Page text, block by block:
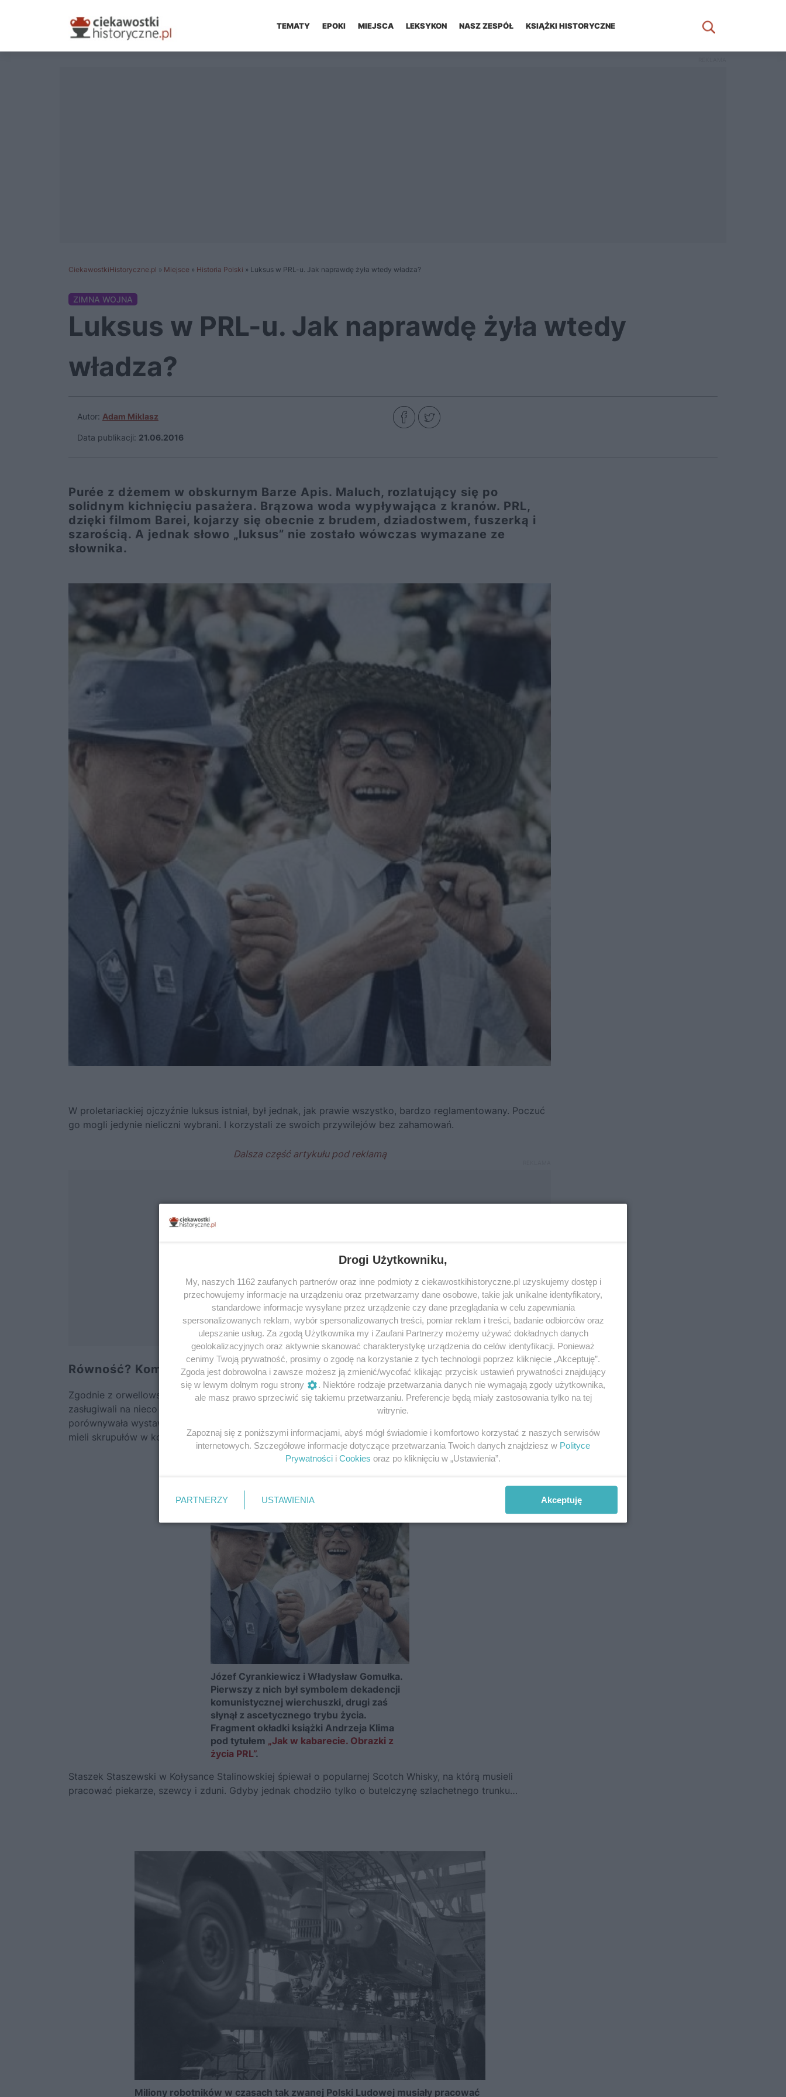
TEMATY EPOKI MIEJSCA LEKSYKON NASZ ZESPÓŁ KSIĄŻKI HISTORYCZNE
CiekawostkiHistoryczne.pl » Miejsce » Historia Polski » Luksus w PRL-u. Jak naprawdę żyła wtedy władza?
ZIMNA WOJNA
Luksus w PRL-u. Jak naprawdę żyła wtedy
władza?
Autor: Adam Miklasz
Data publikacji: 21.06.2016
Purée z dżemem w obskurnym Barze Apis. Maluch, rozlatujący się po
solidnym kichnięciu pasażera. Brązowa woda wypływająca z kranów. PRL,
dzięki filmom Barei, kojarzy się obecnie z brudem, dziadostwem, fuszerką i
szarością. A jednak słowo „luksus” nie zostało wówczas wymazane ze
słownika.
W proletariackiej ojczyźnie luksus istniał, był jednak, jak prawie wszystko, bardzo reglamentowany. Poczuć
go mogli jedynie nieliczni wybrani. I korzystali ze swoich przywilejów bez zahamowań.
Równość? Kompletna fikcja
Zgodnie z orwellowską maksymą o „równych i równiejszych”, niektórzy obywatele Polski Ludowej
zasługiwali na nieco więcej. Choć oficjalna propaganda piętnowała przedwojenne rządy panów,
porównywała wystawne życie elit do ubóstwa uciskanego ludu, to jednak niektórzy ówcześni decydenci nie
mieli skrupułów w korzystaniu z dobrodziejstw, jakie dają ważne stanowiska w państwie.
Józef Cyrankiewicz i Władysław Gomułka.
Pierwszy z nich był symbolem dekadencji
komunistycznej wierchuszki, drugi zaś
słynął z ascetycznego trybu życia.
Fragment okładki książki Andrzeja Klima
pod tytułem „Jak w kabarecie. Obrazki z
życia PRL”.
Staszek Staszewski w Kołysance Stalinowskiej śpiewał o popularnej Scotch Whisky, na którą musieli
pracować piekarze, szewcy i zduni. Gdyby jednak chodziło tylko o butelczynę szlachetnego trunku…
Miliony robotników w czasach tak zwanej Polski Ludowej musiały pracować
Drogi Użytkowniku,
My, naszych 1162 zaufanych partnerów oraz inne podmioty z ciekawostkihistoryczne.pl uzyskujemy dostęp i
przechowujemy informacje na urządzeniu oraz przetwarzamy dane osobowe, takie jak unikalne identyfikatory,
standardowe informacje wysyłane przez urządzenie czy dane przeglądania w celu zapewniania
spersonalizowanych reklam, wybór spersonalizowanych treści, pomiar reklam i treści, badanie odbiorców oraz
ulepszanie usług. Za zgodą Użytkownika my i Zaufani Partnerzy możemy używać dokładnych danych
geolokalizacyjnych oraz aktywnie skanować charakterystykę urządzenia do celów identyfikacji. Ponieważ
cenimy Twoją prywatność, prosimy o zgodę na korzystanie z tych technologii poprzez kliknięcie „Akceptuję”.
Zgoda jest dobrowolna i zawsze możesz ją zmienić/wycofać klikając przycisk ustawień prywatności znajdujący
się w lewym dolnym rogu strony
. Niektóre rodzaje przetwarzania danych nie wymagają zgody użytkownika,
ale masz prawo sprzeciwić się takiemu przetwarzaniu. Preferencje będą miały zastosowania tylko na tej
witrynie.
Zapoznaj się z poniższymi informacjami, abyś mógł świadomie i komfortowo korzystać z naszych serwisów
internetowych. Szczegółowe informacje dotyczące przetwarzania Twoich danych znajdziesz w Polityce
Prywatności i Cookies oraz po kliknięciu w „Ustawienia”.
PARTNERZY USTAWIENIA Akceptuję